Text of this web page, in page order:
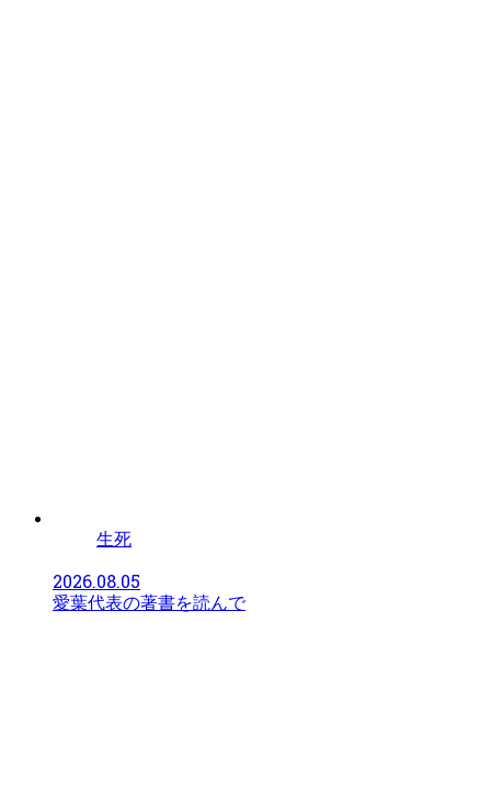
生死
2026.08.05
愛葉代表の著書を読んで